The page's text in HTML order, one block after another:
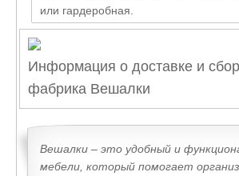
или гардеробная.
Информация о доставке и
фабрика Вешалки
Вешалки – это удобный и
мебели, который помогает